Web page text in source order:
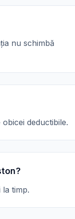
nu schimbă
deductibile.
la timp.